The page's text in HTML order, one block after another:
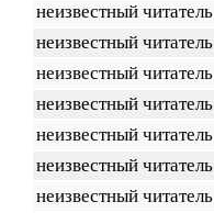
неизвестный читатель
неизвестный читатель
неизвестный читатель
неизвестный читатель
неизвестный читатель
неизвестный читатель
неизвестный читатель